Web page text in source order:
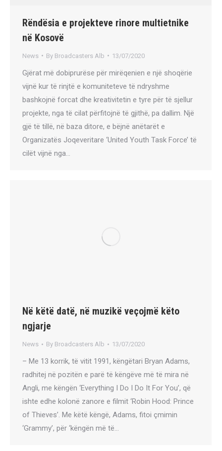
Rëndësia e projekteve rinore multietnike
në Kosovë
News By Broadcasters Alb 13/07/2020
Gjërat më dobiprurëse për mirëqenien e një shoqërie
vijnë kur të rinjtë e komuniteteve të ndryshme
bashkojnë forcat dhe kreativitetin e tyre për të sjellur
projekte, nga të cilat përfitojnë të gjithë, pa dallim. Një
gjë të tillë, në baza ditore, e bëjnë anëtarët e
Organizatës Joqeveritare ‘United Youth Task Force’ të
cilët vijnë nga…
Në këtë datë, në muzikë veçojmë këto
ngjarje
News By Broadcasters Alb 13/07/2020
– Me 13 korrik, të vitit 1991, këngëtari Bryan Adams,
radhitej në pozitën e parë të këngëve më të mira në
Angli, me këngën ‘Everything I Do I Do It For You’, që
ishte edhe kolonë zanore e filmit ‘Robin Hood: Prince
of Thieves’. Me këtë këngë, Adams, fitoi çmimin
‘Grammy’, për ‘këngën më të…